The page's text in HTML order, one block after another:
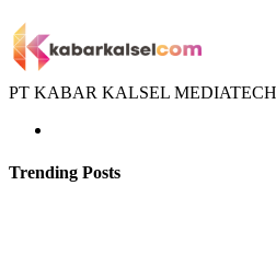
PT KABAR KALSEL MEDIATECH
Trending Posts